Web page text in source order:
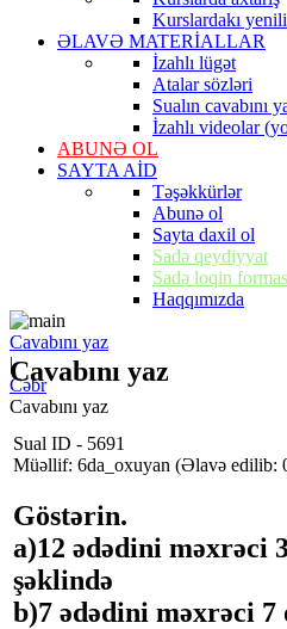
Kurslardakı
ƏLAVƏ MATERİALLAR
İzahlı lügət
Atalar sözləri
Sualın cavabını
İzahlı videolar
ABUNƏ OL
SAYTA AİD
Təşəkkürlər
Abunə ol
Sayta daxil ol
Sadə qeydiyyat
Sadə loqin
Haqqımızda
Cavabını yaz
Cavabını yaz
|
Cəbr
Cavabını yaz
Sual ID - 5691
Müəllif: 6da_oxuyan (Əlavə edilib:
Göstərin.
a)12 ədədini məxrəci
şəklində
b)7 ədədini məxrəci 7